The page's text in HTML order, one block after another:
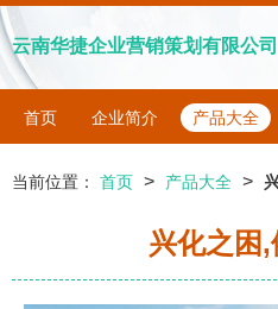
云南华捷企业营销策划有限公司
首页 企业简介 产品大全
当前位置： 首页 > 产品大全 >
兴化之困